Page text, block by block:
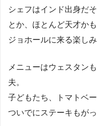
シェフはインド出身だ
とか、ほとんど天才か
ジョホールに来る楽し
メニューはウェスタン
夫。
子どもたち、トマトベ
ついでにステーキもがっ